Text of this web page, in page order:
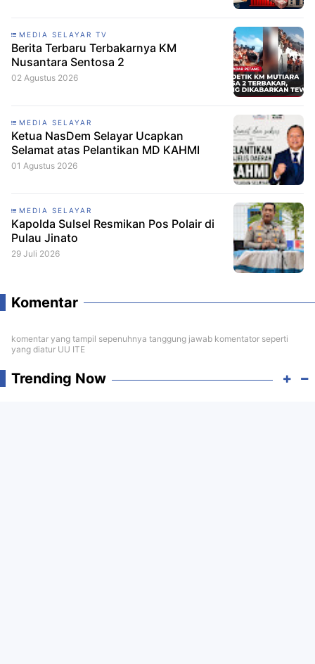
MEDIA SELAYAR TV
Berita Terbaru Terbakarnya KM
Nusantara Sentosa 2
02 Agustus 2026
MEDIA SELAYAR
Ketua NasDem Selayar Ucapkan
Selamat atas Pelantikan MD KAHMI
01 Agustus 2026
MEDIA SELAYAR
Kapolda Sulsel Resmikan Pos Polair di
Pulau Jinato
29 Juli 2026
Komentar
komentar yang tampil sepenuhnya tanggung jawab komentator seperti
yang diatur UU ITE
Trending Now